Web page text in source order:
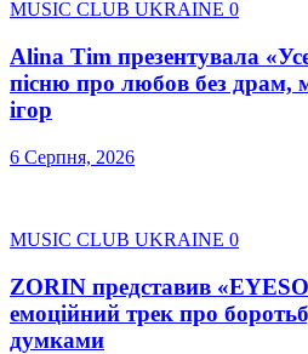
MUSIC CLUB UKRAINE 0
Alina Tim презентувала
пісню про любов без драм,
ігор
6 Серпня, 2026
MUSIC CLUB UKRAINE 0
ZORIN представив
емоційний трек про
думками